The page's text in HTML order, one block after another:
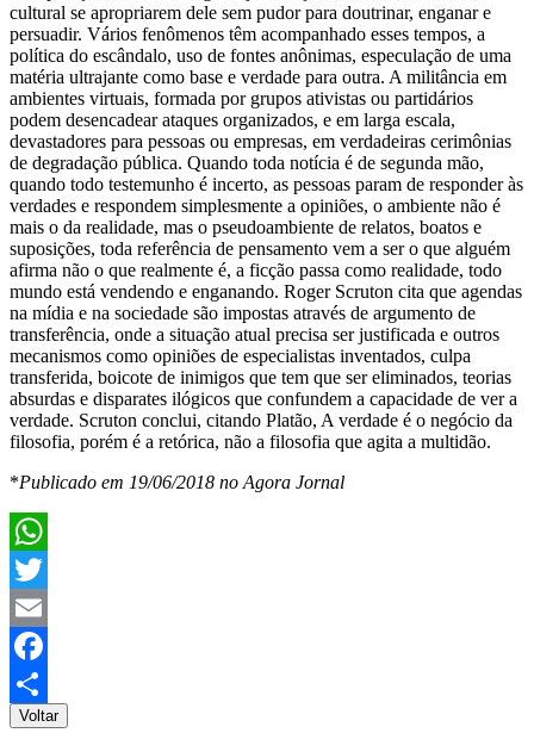
cultural se apropriarem dele sem pudor para doutrinar, enganar e
persuadir. Vários fenômenos têm acompanhado esses tempos, a
política do escândalo, uso de fontes anônimas, especulação de uma
matéria ultrajante como base e verdade para outra. A militância em
ambientes virtuais, formada por grupos ativistas ou partidários
podem desencadear ataques organizados, e em larga escala,
devastadores para pessoas ou empresas, em verdadeiras cerimônias
de degradação pública. Quando toda notícia é de segunda mão,
quando todo testemunho é incerto, as pessoas param de responder às
verdades e respondem simplesmente a opiniões, o ambiente não é
mais o da realidade, mas o pseudoambiente de relatos, boatos e
suposições, toda referência de pensamento vem a ser o que alguém
afirma não o que realmente é, a ficção passa como realidade, todo
mundo está vendendo e enganando. Roger Scruton cita que agendas
na mídia e na sociedade são impostas através de argumento de
transferência, onde a situação atual precisa ser justificada e outros
mecanismos como opiniões de especialistas inventados, culpa
transferida, boicote de inimigos que tem que ser eliminados, teorias
absurdas e disparates ilógicos que confundem a capacidade de ver a
verdade. Scruton conclui, citando Platão, A verdade é o negócio da
filosofia, porém é a retórica, não a filosofia que agita a multidão.
*Publicado em 19/06/2018 no Agora Jornal
WhatsApp
Twitter
Email
Facebook
Share
Voltar